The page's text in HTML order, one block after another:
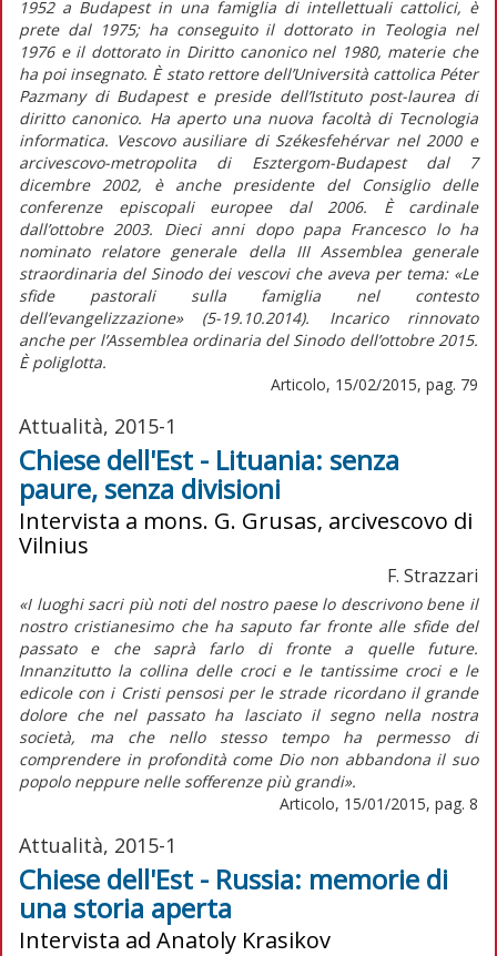
1952 a Budapest in una famiglia di intellettuali cattolici, è
prete dal 1975; ha conseguito il dottorato in Teologia nel
1976 e il dottorato in Diritto canonico nel 1980, materie che
ha poi insegnato. È stato rettore dell’Università cattolica Péter
Pazmany di Budapest e preside dell’Istituto post-laurea di
diritto canonico. Ha aperto una nuova facoltà di Tecnologia
informatica. Vescovo ausiliare di Székesfehérvar nel 2000 e
arcivescovo-metropolita di Esztergom-Budapest dal 7
dicembre 2002, è anche presidente del Consiglio delle
conferenze episcopali europee dal 2006. È cardinale
dall’ottobre 2003. Dieci anni dopo papa Francesco lo ha
nominato relatore generale della III Assemblea generale
straordinaria del Sinodo dei vescovi che aveva per tema: «Le
sfide pastorali sulla famiglia nel contesto
dell’evangelizzazione» (5-19.10.2014). Incarico rinnovato
anche per l’Assemblea ordinaria del Sinodo dell’ottobre 2015.
È poliglotta.
Articolo, 15/02/2015, pag. 79
Attualità, 2015-1
Chiese dell'Est - Lituania: senza
paure, senza divisioni
Intervista a mons. G. Grusas, arcivescovo di
Vilnius
F. Strazzari
«I luoghi sacri più noti del nostro paese lo descrivono bene il
nostro cristianesimo che ha saputo far fronte alle sfide del
passato e che saprà farlo di fronte a quelle future.
Innanzitutto la collina delle croci e le tantissime croci e le
edicole con i Cristi pensosi per le strade ricordano il grande
dolore che nel passato ha lasciato il segno nella nostra
società, ma che nello stesso tempo ha permesso di
comprendere in profondità come Dio non abbandona il suo
popolo neppure nelle sofferenze più grandi».
Articolo, 15/01/2015, pag. 8
Attualità, 2015-1
Chiese dell'Est - Russia: memorie di
una storia aperta
Intervista ad Anatoly Krasikov